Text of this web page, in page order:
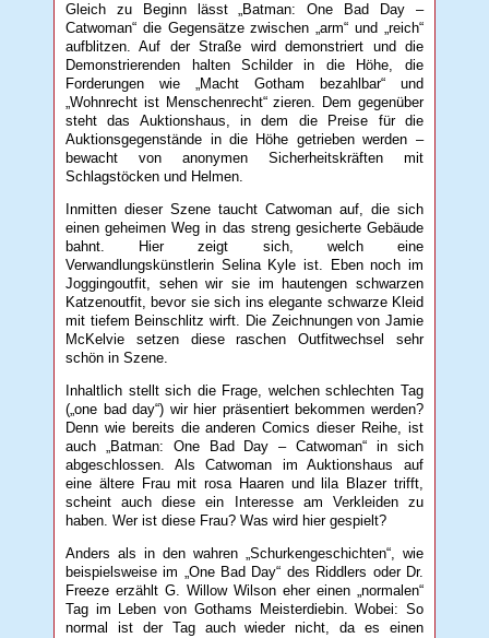
Gleich zu Beginn lässt „Batman: One Bad Day –
Catwoman“ die Gegensätze zwischen „arm“ und „reich“
aufblitzen. Auf der Straße wird demonstriert und die
Demonstrierenden halten Schilder in die Höhe, die
Forderungen wie „Macht Gotham bezahlbar“ und
„Wohnrecht ist Menschenrecht“ zieren. Dem gegenüber
steht das Auktionshaus, in dem die Preise für die
Auktionsgegenstände in die Höhe getrieben werden –
bewacht von anonymen Sicherheitskräften mit
Schlagstöcken und Helmen.
Inmitten dieser Szene taucht Catwoman auf, die sich
einen geheimen Weg in das streng gesicherte Gebäude
bahnt. Hier zeigt sich, welch eine
Verwandlungskünstlerin Selina Kyle ist. Eben noch im
Joggingoutfit, sehen wir sie im hautengen schwarzen
Katzenoutfit, bevor sie sich ins elegante schwarze Kleid
mit tiefem Beinschlitz wirft. Die Zeichnungen von Jamie
McKelvie setzen diese raschen Outfitwechsel sehr
schön in Szene.
Inhaltlich stellt sich die Frage, welchen schlechten Tag
(„one bad day“) wir hier präsentiert bekommen werden?
Denn wie bereits die anderen Comics dieser Reihe, ist
auch „Batman: One Bad Day – Catwoman“ in sich
abgeschlossen. Als Catwoman im Auktionshaus auf
eine ältere Frau mit rosa Haaren und lila Blazer trifft,
scheint auch diese ein Interesse am Verkleiden zu
haben. Wer ist diese Frau? Was wird hier gespielt?
Anders als in den wahren „Schurkengeschichten“, wie
beispielsweise im „One Bad Day“ des Riddlers oder Dr.
Freeze erzählt G. Willow Wilson eher einen „normalen“
Tag im Leben von Gothams Meisterdiebin. Wobei: So
normal ist der Tag auch wieder nicht, da es einen